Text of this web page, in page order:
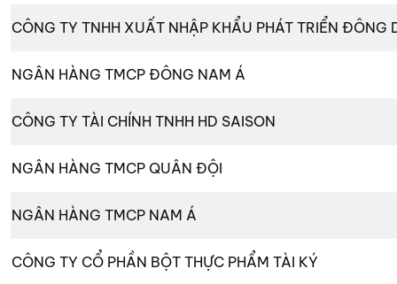
CÔNG TY TNHH XUẤT NHẬP KHẨU PHÁT TRIỂN ĐÔNG
NGÂN HÀNG TMCP ĐÔNG NAM Á
CÔNG TY TÀI CHÍNH TNHH HD SAISON
NGÂN HÀNG TMCP QUÂN ĐỘI
NGÂN HÀNG TMCP NAM Á
CÔNG TY CỔ PHẦN BỘT THỰC PHẨM TÀI KÝ